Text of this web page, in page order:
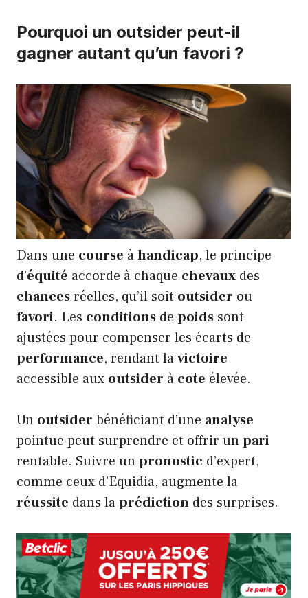
Pourquoi un outsider peut-il
gagner autant qu’un favori ?
Dans une course àhandicap, le principe
d’équité accorde à chaque chevaux des
chancesréelles, qu’il soit outsider ou
favori. Les conditions de poids sont
ajustées pour compenser les écarts de
performance, rendant lavictoire
accessible aux outsider à cote élevée.
Un outsider bénéficiant d’une analyse
pointue peut surprendre et offrir unpari
rentable. Suivre unpronostic d’expert,
comme ceux d’Equidia, augmente la
réussite dans laprédiction des surprises.